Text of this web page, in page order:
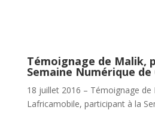
Témoignage de Malik,
Semaine Numérique de
18 juillet 2016 – Témoignage de
Lafricamobile, participant à la